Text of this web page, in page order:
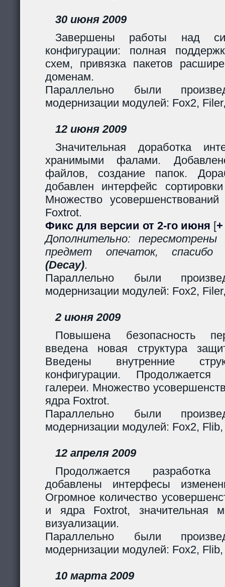
30 июня 2009
Завершены работы над
конфигурации: полная
схем, привязка пакетов
доменам.
Параллельно были
модернизации модулей: Fox2,
12 июня 2009
Значительная доработка
хранимыми фалами.
файлов, создание папок.
добавлен интерфейс
Множество
Foxtrot.
Фикс для версии от 2-го июня [
Дополнительно:
предмет опечаток,
(Decay).
Параллельно были
модернизации модулей: Fox2,
2 июня 2009
Повышена безопасность
введена новая структура
Введены внутренние
конфигурации. Продолжается
галереи. Множество
ядра Foxtrot.
Параллельно были
модернизации модулей: Fox2,
12 апреля 2009
Продолжается
добавлены интерфесы
Огромное количество
и ядра Foxtrot, значительная
визуализации.
Параллельно были
модернизации модулей: Fox2,
10 марта 2009